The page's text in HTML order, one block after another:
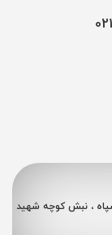
سپاه ، نبش کوچه شهید